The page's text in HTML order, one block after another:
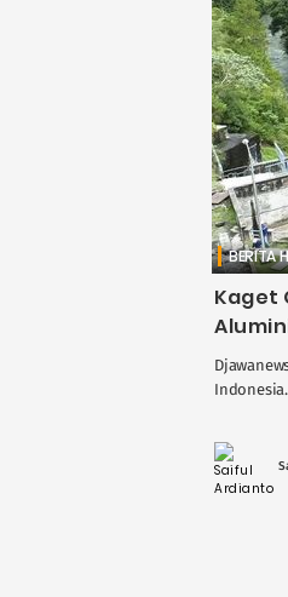
BERITA
Kaget